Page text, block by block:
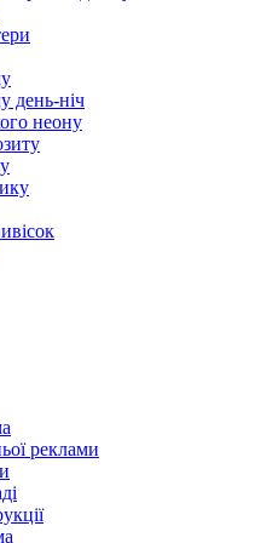
день-ніч
неону
реклами